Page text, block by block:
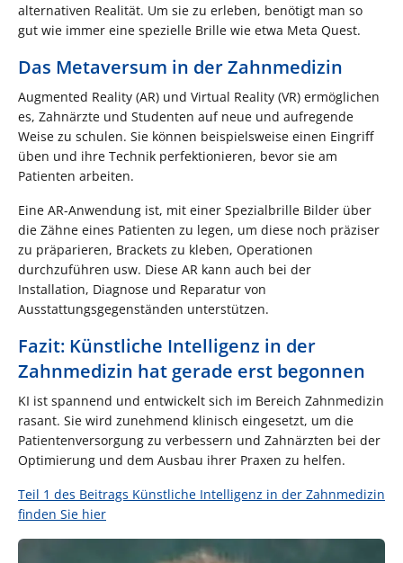
alternativen Realität. Um sie zu erleben, benötigt man so
gut wie immer eine spezielle Brille wie etwa Meta Quest.
Das Metaversum in der Zahnmedizin
Augmented Reality (AR) und Virtual Reality (VR) ermöglichen
es, Zahnärzte und Studenten auf neue und aufregende
Weise zu schulen. Sie können beispielsweise einen Eingriff
üben und ihre Technik perfektionieren, bevor sie am
Patienten arbeiten.
Eine AR-Anwendung ist, mit einer Spezialbrille Bilder über
die Zähne eines Patienten zu legen, um diese noch präziser
zu präparieren, Brackets zu kleben, Operationen
durchzuführen usw. Diese AR kann auch bei der
Installation, Diagnose und Reparatur von
Ausstattungsgegenständen unterstützen.
Fazit: Künstliche Intelligenz in der
Zahnmedizin hat gerade erst begonnen
KI ist spannend und entwickelt sich im Bereich Zahnmedizin
rasant. Sie wird zunehmend klinisch eingesetzt, um die
Patientenversorgung zu verbessern und Zahnärzten bei der
Optimierung und dem Ausbau ihrer Praxen zu helfen.
Teil 1 des Beitrags Künstliche Intelligenz in der Zahnmedizin
finden Sie hier